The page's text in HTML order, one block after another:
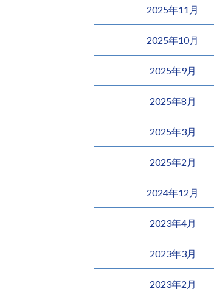
2025年11月
2025年10月
2025年9月
2025年8月
2025年3月
2025年2月
2024年12月
2023年4月
2023年3月
2023年2月